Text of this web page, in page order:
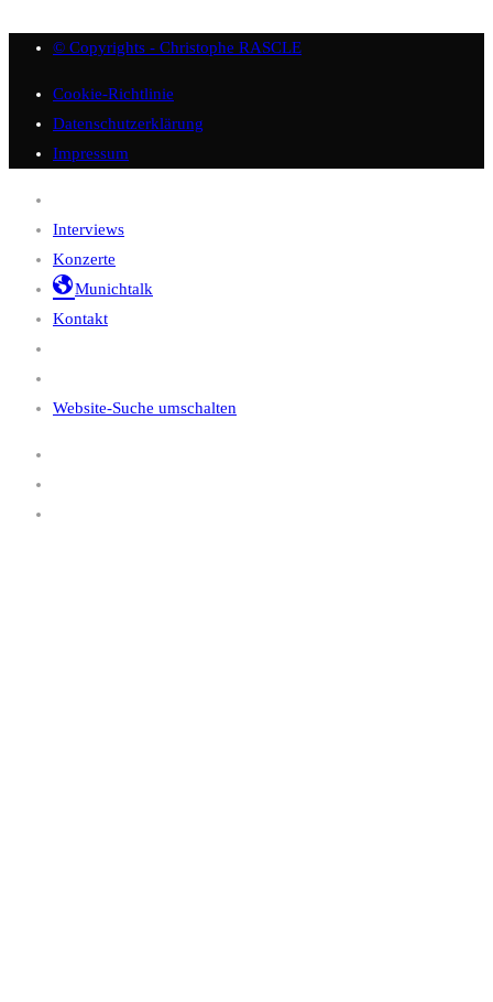
© Copyrights - Christophe RASCLE
Cookie-Richtlinie
Datenschutzerklärung
Impressum
Interviews
Konzerte
Munichtalk
Kontakt
Website-Suche umschalten